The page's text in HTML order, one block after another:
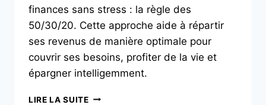
finances sans stress : la règle des
50/30/20. Cette approche aide à répartir
ses revenus de manière optimale pour
couvrir ses besoins, profiter de la vie et
épargner intelligemment.
LIRE LA SUITE